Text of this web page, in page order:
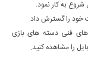
خود را گسترش داد.
های فنی دسته های بازی
را مشاهده کنید.